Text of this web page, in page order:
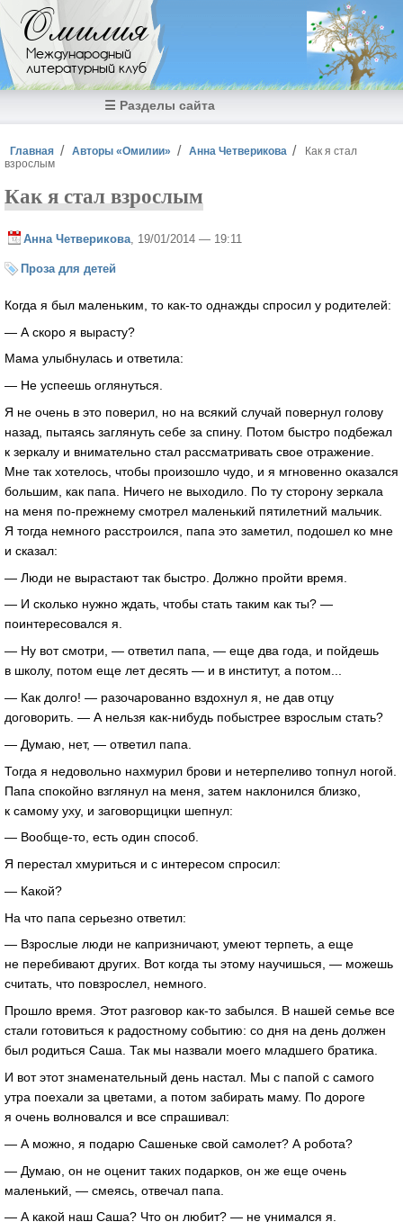
Перейти к основному содержанию
Омилия
Международный
литературный клуб
☰ Разделы сайта
Вы здесь
Главная Авторы «Омилии» Анна Четверикова
Как я стал
взрослым
Как я стал взрослым
Анна Четверикова , 19/01/2014 — 19:11
Проза для детей
Когда я был маленьким, то как-то однажды спросил у родителей:
— А скоро я вырасту?
Мама улыбнулась и ответила:
— Не успеешь оглянуться.
Я не очень в это поверил, но на всякий случай повернул голову
назад, пытаясь заглянуть себе за спину. Потом быстро подбежал
к зеркалу и внимательно стал рассматривать свое отражение.
Мне так хотелось, чтобы произошло чудо, и я мгновенно оказался
большим, как папа. Ничего не выходило. По ту сторону зеркала
на меня по-прежнему смотрел маленький пятилетний мальчик.
Я тогда немного расстроился, папа это заметил, подошел ко мне
и сказал:
— Люди не вырастают так быстро. Должно пройти время.
— И сколько нужно ждать, чтобы стать таким как ты? —
поинтересовался я.
— Ну вот смотри, — ответил папа, — еще два года, и пойдешь
в школу, потом еще лет десять — и в институт, а потом...
— Как долго! — разочарованно вздохнул я, не дав отцу
договорить. — А нельзя как-нибудь побыстрее взрослым стать?
— Думаю, нет, — ответил папа.
Тогда я недовольно нахмурил брови и нетерпеливо топнул ногой.
Папа спокойно взглянул на меня, затем наклонился близко,
к самому уху, и заговорщицки шепнул:
— Вообще-то, есть один способ.
Я перестал хмуриться и с интересом спросил:
— Какой?
На что папа серьезно ответил:
— Взрослые люди не капризничают, умеют терпеть, а еще
не перебивают других. Вот когда ты этому научишься, — можешь
считать, что повзрослел, немного.
Прошло время. Этот разговор как-то забылся. В нашей семье все
стали готовиться к радостному событию: со дня на день должен
был родиться Саша. Так мы назвали моего младшего братика.
И вот этот знаменательный день настал. Мы с папой с самого
утра поехали за цветами, а потом забирать маму. По дороге
я очень волновался и все спрашивал:
— А можно, я подарю Сашеньке свой самолет? А робота?
— Думаю, он не оценит таких подарков, он же еще очень
маленький, — смеясь, отвечал папа.
— А какой наш Саша? Что он любит? — не унимался я.